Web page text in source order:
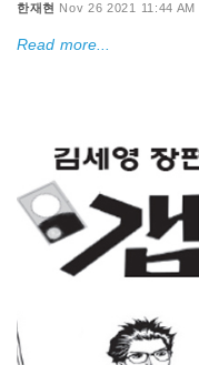
한재현 Nov 26 2021 11:44 AM
Read more...